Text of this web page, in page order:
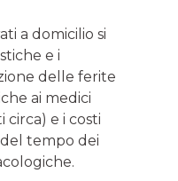
a domicilio si
e i
delle ferite
ai medici
circa) e i costi
tempo dei